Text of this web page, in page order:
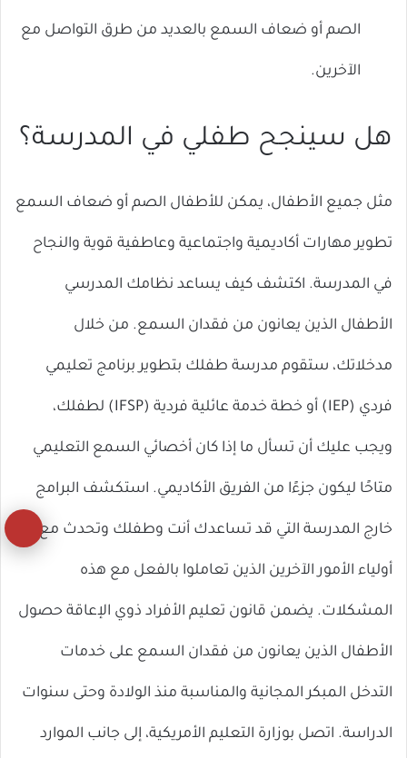
الصم أو ضعاف السمع بالعديد من طرق التواصل مع
الآخرين.
هل سينجح طفلي في المدرسة؟
مثل جميع الأطفال، يمكن للأطفال الصم أو ضعاف السمع
تطوير مهارات أكاديمية واجتماعية وعاطفية قوية والنجاح
في المدرسة. اكتشف كيف يساعد نظامك المدرسي
الأطفال الذين يعانون من فقدان السمع. من خلال
مدخلاتك، ستقوم مدرسة طفلك بتطوير برنامج تعليمي
فردي (IEP) أو خطة خدمة عائلية فردية (IFSP) لطفلك،
ويجب عليك أن تسأل ما إذا كان أخصائي السمع التعليمي
متاحًا ليكون جزءًا من الفريق الأكاديمي. استكشف البرامج
خارج المدرسة التي قد تساعدك أنت وطفلك وتحدث مع
أولياء الأمور الآخرين الذين تعاملوا بالفعل مع هذه
المشكلات. يضمن قانون تعليم الأفراد ذوي الإعاقة حصول
الأطفال الذين يعانون من فقدان السمع على خدمات
التدخل المبكر المجانية والمناسبة منذ الولادة وحتى سنوات
الدراسة. اتصل بوزارة التعليم الأمريكية، إلى جانب الموارد
زر